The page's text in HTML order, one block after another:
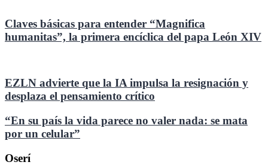
Claves básicas para entender “Magnifica
humanitas”, la primera encíclica del papa León XIV
EZLN advierte que la IA impulsa la resignación y
desplaza el pensamiento crítico
“En su país la vida parece no valer nada: se mata
por un celular”
Oserí